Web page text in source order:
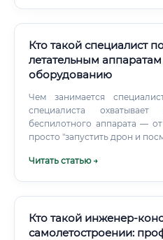
Кто такой специалист
летательным
оборудованию
Чем занимается
специалиста
беспилотного аппарата —
просто "запустить дрон и
Читать статью →
Кто такой инженер-
самолетостроении: